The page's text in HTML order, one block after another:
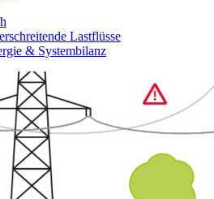
Lastflüsse
& Systembilanz